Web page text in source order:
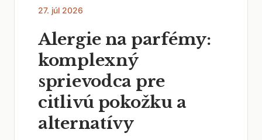
27. júl 2026
Alergie na parfémy:
komplexný
sprievodca pre
citlivú pokožku a
alternatívy